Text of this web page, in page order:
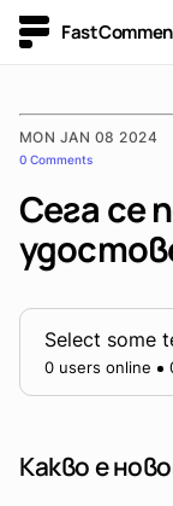
MON JAN 08 2024
0 Comments
Сега се
Select some
0 users online
Какво е